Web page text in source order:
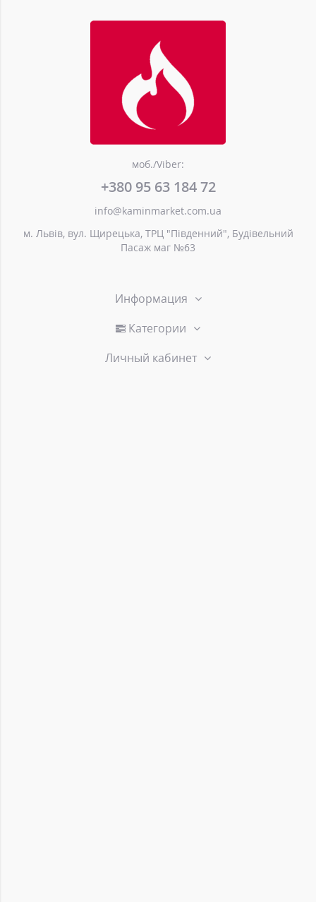
моб./Viber:
+380 95 63 184 72
info@kaminmarket.com.ua
м. Львів, вул. Щирецька, ТРЦ "Південний", Будівельний
Пасаж маг №63
Информация
Категории
Личный кабинет